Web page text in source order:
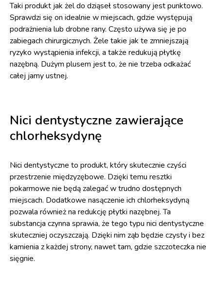
Taki produkt jak żel do dziąseł stosowany jest punktowo.
Sprawdzi się on idealnie w miejscach, gdzie występują
podrażnienia lub drobne rany. Często używa się je po
zabiegach chirurgicznych. Żele takie jak te zmniejszają
ryzyko wystąpienia infekcji, a także redukują płytkę
nazębną. Dużym plusem jest to, że nie trzeba odkażać
całej jamy ustnej.
Nici dentystyczne zawierające
chlorheksydynę
Nici dentystyczne to produkt, który skutecznie czyści
przestrzenie międzyzębowe. Dzięki temu resztki
pokarmowe nie będą zalegać w trudno dostępnych
miejscach. Dodatkowe nasączenie ich chlorheksydyną
pozwala również na redukcję płytki nazębnej. Ta
substancja czynna sprawia, że tego typu nici dentystyczne
skuteczniej oczyszczają. Dzięki nim ząb będzie czysty i bez
kamienia z każdej strony, nawet tam, gdzie szczoteczka nie
sięgnie.